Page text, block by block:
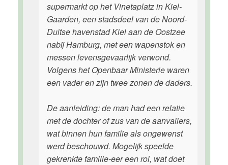
supermarkt op het Vinetaplatz in Kiel-
Gaarden, een stadsdeel van de Noord-
Duitse havenstad Kiel aan de Oostzee
nabij Hamburg, met een wapenstok en
messen levensgevaarlijk verwond.
Volgens het Openbaar Ministerie waren
een vader en zijn twee zonen de daders.
De aanleiding: de man had een relatie
met de dochter of zus van de aanvallers,
wat binnen hun familie als ongewenst
werd beschouwd. Mogelijk speelde
gekrenkte familie-eer een rol, wat doet